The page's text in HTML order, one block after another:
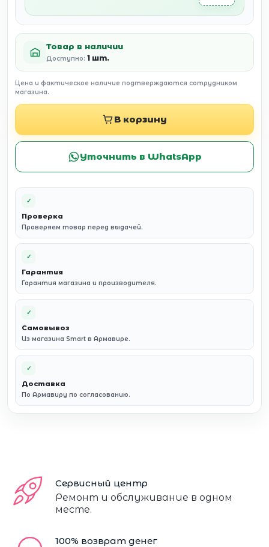
Товар в наличии
Доступно: 1 шт.
Цена и фактическое наличие подтверждаются сотрудником
магазина.
В корзину
Уточнить в WhatsApp
✓
Проверка
Проверяем товар перед выдачей.
✓
Гарантия
Гарантия магазина и производителя.
✓
Самовывоз
Из магазина Smart в Армавире.
✓
Доставка
По Армавиру по согласованию.
Сервисный центр
Ремонт и обслуживание в одном
месте.
100% возврат денег